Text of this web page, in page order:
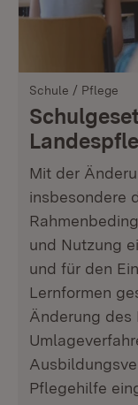
Schule / Pflege
Mit der
insbesondere
und Nutzung
und für den
Lernformen
Änderung des
Pflegehilfe